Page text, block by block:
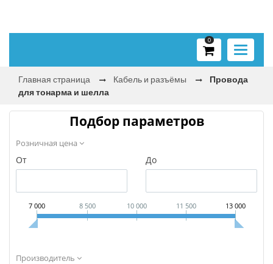
Toggle
0
Главная страница Кабель и разъёмы
Провода
для тонарма и шелла
Подбор параметров
Розничная цена
От До
7 000 8 500 10 000 11 500 13 000
Производитель